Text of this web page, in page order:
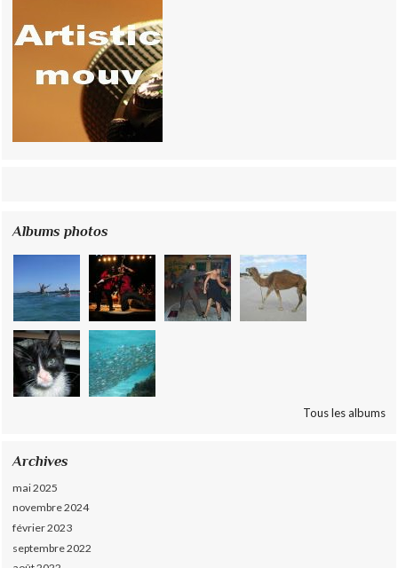
Albums photos
Tous les albums
Archives
mai 2025
novembre 2024
février 2023
septembre 2022